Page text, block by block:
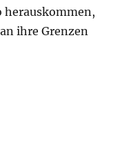
herauskommen,
ihre Grenzen